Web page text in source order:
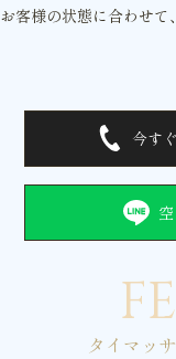
お客様の状態に合わせ
今す
タイマッ